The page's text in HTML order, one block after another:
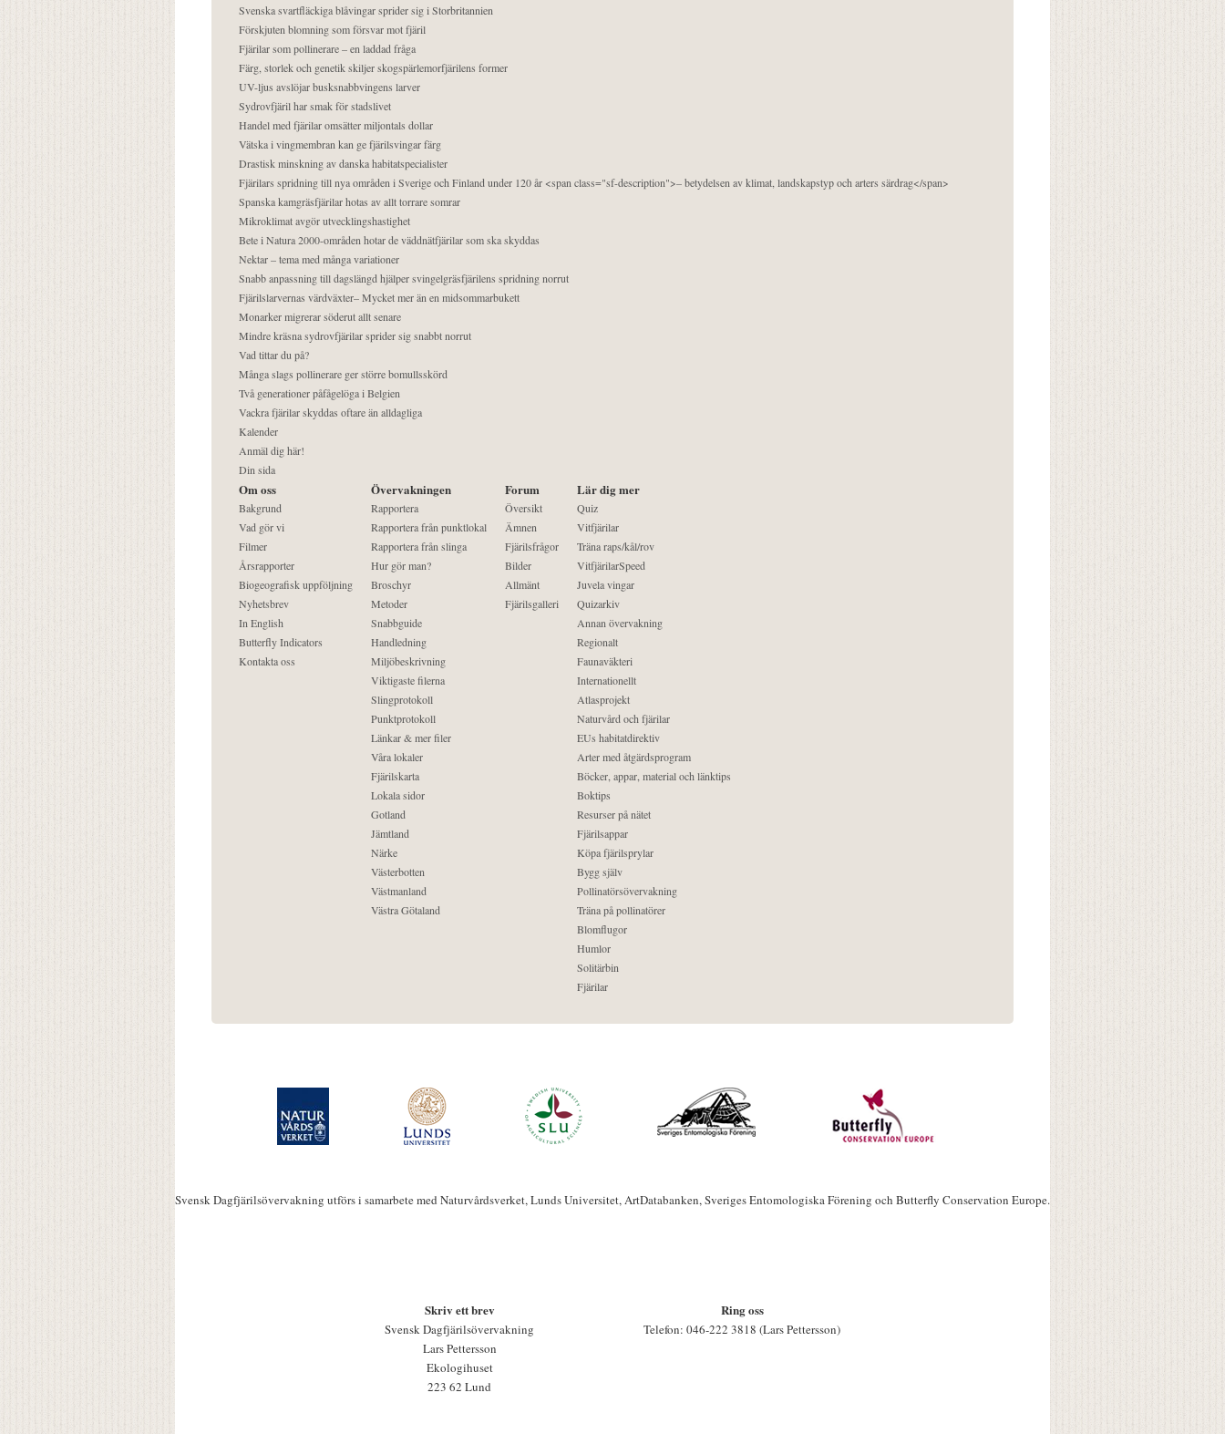
Svenska svartfläckiga blåvingar sprider sig i Storbritannien
Förskjuten blomning som försvar mot fjäril
Fjärilar som pollinerare – en laddad fråga
Färg, storlek och genetik skiljer skogspärlemorfjärilens former
UV-ljus avslöjar busksnabbvingens larver
Sydrovfjäril har smak för stadslivet
Handel med fjärilar omsätter miljontals dollar
Vätska i vingmembran kan ge fjärilsvingar färg
Drastisk minskning av danska habitatspecialister
Fjärilars spridning till nya områden i Sverige och Finland under 120 år <span class="sf-description">– betydelsen av klimat, landskapstyp och arters särdrag</span>
Spanska kamgräsfjärilar hotas av allt torrare somrar
Mikroklimat avgör utvecklingshastighet
Bete i Natura 2000-områden hotar de väddnätfjärilar som ska skyddas
Nektar – tema med många variationer
Snabb anpassning till dagslängd hjälper svingelgräsfjärilens spridning norrut
Fjärilslarvernas värdväxter– Mycket mer än en midsommarbukett
Monarker migrerar söderut allt senare
Mindre kräsna sydrovfjärilar sprider sig snabbt norrut
Vad tittar du på?
Många slags pollinerare ger större bomullsskörd
Två generationer påfågelöga i Belgien
Vackra fjärilar skyddas oftare än alldagliga
Kalender
Anmäl dig här!
Din sida
Om oss
Bakgrund
Vad gör vi
Filmer
Årsrapporter
Biogeografisk uppföljning
Nyhetsbrev
In English
Butterfly Indicators
Kontakta oss
Övervakningen
Rapportera
Rapportera från punktlokal
Rapportera från slinga
Hur gör man?
Broschyr
Metoder
Snabbguide
Handledning
Miljöbeskrivning
Viktigaste filerna
Slingprotokoll
Punktprotokoll
Länkar & mer filer
Våra lokaler
Fjärilskarta
Lokala sidor
Gotland
Jämtland
Närke
Västerbotten
Västmanland
Västra Götaland
Forum
Översikt
Ämnen
Fjärilsfrågor
Bilder
Allmänt
Fjärilsgalleri
Lär dig mer
Quiz
Vitfjärilar
Träna raps/kål/rov
VitfjärilarSpeed
Juvela vingar
Quizarkiv
Annan övervakning
Regionalt
Faunaväkteri
Internationellt
Atlasprojekt
Naturvård och fjärilar
EUs habitatdirektiv
Arter med åtgärdsprogram
Böcker, appar, material och länktips
Boktips
Resurser på nätet
Fjärilsappar
Köpa fjärilsprylar
Bygg själv
Pollinatörsövervakning
Träna på pollinatörer
Blomflugor
Humlor
Solitärbin
Fjärilar
Svensk Dagfjärilsövervakning utförs i samarbete med Naturvårdsverket, Lunds Universitet, ArtDatabanken, Sveriges Entomologiska Förening och Butterfly Conservation Europe.
Skriv ett brev
Svensk Dagfjärilsövervakning
Lars Pettersson
Ekologihuset
223 62 Lund
Ring oss
Telefon: 046-222 3818 (Lars Pettersson)